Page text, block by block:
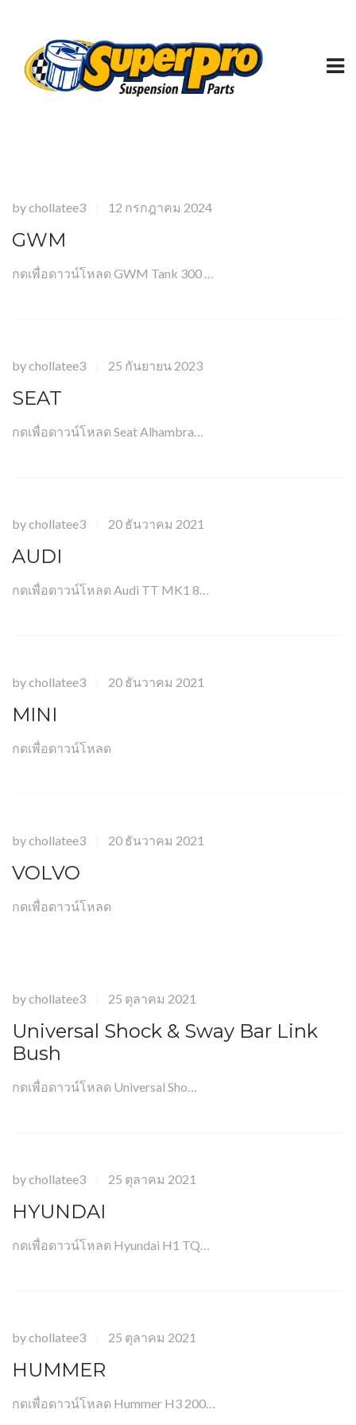
bychollatee3 12 กรกฎาคม 2024
GWM
กดเพื่อดาวน์โหลด GWM Tank 300 …
bychollatee3 25 กันยายน 2023
SEAT
กดเพื่อดาวน์โหลด Seat Alhambra…
bychollatee3 20 ธันวาคม 2021
AUDI
กดเพื่อดาวน์โหลด Audi TT MK1 8…
bychollatee3 20 ธันวาคม 2021
MINI
กดเพื่อดาวน์โหลด
bychollatee3 20 ธันวาคม 2021
VOLVO
กดเพื่อดาวน์โหลด
bychollatee3 25 ตุลาคม 2021
Universal Shock & Sway Bar Link
Bush
กดเพื่อดาวน์โหลด Universal Sho…
bychollatee3 25 ตุลาคม 2021
HYUNDAI
กดเพื่อดาวน์โหลด Hyundai H1 TQ…
bychollatee3 25 ตุลาคม 2021
HUMMER
กดเพื่อดาวน์โหลด Hummer H3 200…